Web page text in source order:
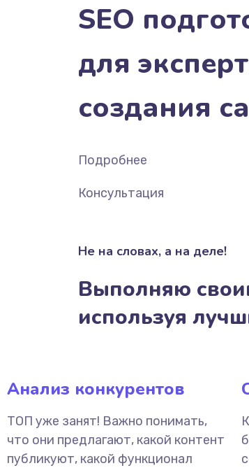
SEO
для
создания
Подробнее
Консультация
Не на словах, а на деле!
Выполняю
используя
Анализ конкурентов
ТОП уже занят! Важно понимать,
что они предлагают, какой контент
публикуют, какой функционал